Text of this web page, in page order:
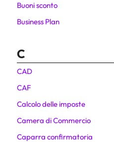
Buoni sconto
Business Plan
C
CAD
CAF
Calcolo delle imposte
Camera di Commercio
Caparra confirmatoria